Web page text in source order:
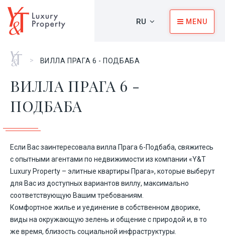
RU MENU
Главная
> ВИЛЛА ПРАГА 6 - ПОДБАБА
ВИЛЛА ПРАГА 6 -
ПОДБАБА
Если Вас заинтересовала вилла Прага 6-Подбаба, свяжитесь
с опытными агентами по недвижимости из компании «Y&T
Luxury Property – элитные квартиры Прага», которые выберут
для Вас из доступных вариантов виллу, максимально
соответствующую Вашим требованиям.
Комфортное жилье и уединение в собственном дворике,
виды на окружающую зелень и общение с природой и, в то
же время, близость социальной инфраструктуры.